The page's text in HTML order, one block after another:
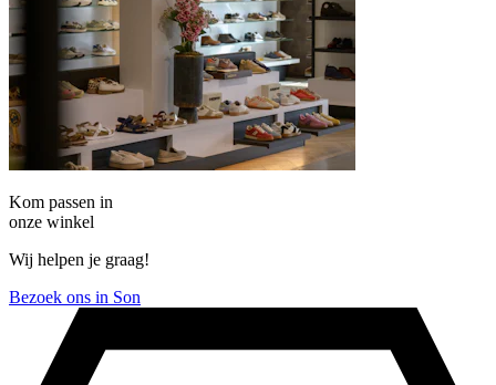
Kom passen in
onze winkel
Wij helpen je graag!
Bezoek ons in Son